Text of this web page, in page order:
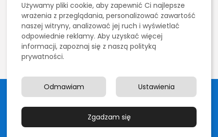
Technologia
10 Artykułów
Rozrywka
8 Artykułów
2026 Akademia Internetu Wszelkie prawa zastrzeżone.
Polityka prywatności
Blog
Używamy pliki cookie, aby zapewnić Ci najlepsze
wrażenia z przeglądania, personalizować zawartość
naszej witryny, analizować jej ruch i wyświetlać
odpowiednie reklamy. Aby uzyskać więcej
informacji, zapoznaj się z naszą polityką
prywatności.
Zgadzam się
Ustawienia
Odmawiam